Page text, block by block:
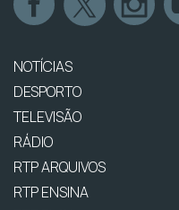
NOTÍCIAS
DESPORTO
TELEVISÃO
RÁDIO
RTP ARQUIVOS
RTP ENSINA